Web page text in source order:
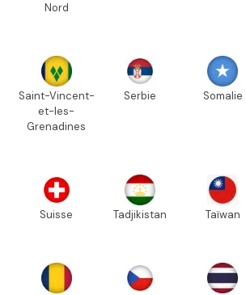
Nord
Saint-Vincent-
et-les-
Grenadines
Serbie Somalie
Suisse Tadjikistan Taïwan